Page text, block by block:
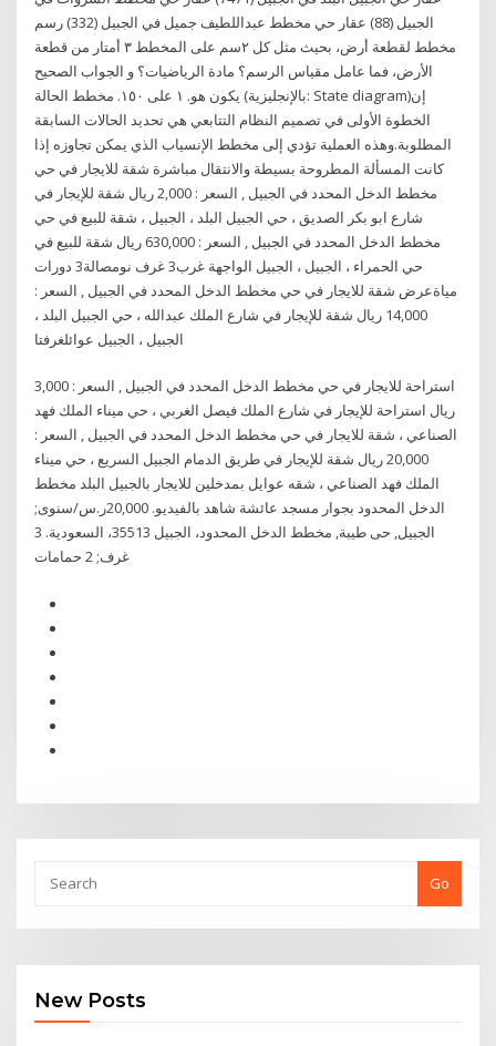
الجبيل (88) عقار حي مخطط عبداللطيف جميل في الجبيل (332) رسم
مخطط لقطعة أرض، بحيث مثل كل ٢سم على المخطط ٣ أمتار من قطعة
الأرض، فما عامل مقياس الرسم؟ مادة الرياضيات؟ و الجواب الصحيح
يكون هو. ١ على ١٥٠. مخطط الحالة (بالإنجليزية: State diagram)‏ إن
الخطوة الأولى في تصميم النظام التتابعي هي تحديد الحالات السابقة
المطلوبة.وهذه العملية تؤدي إلى مخطط الإنسياب الذي يمكن تجاوزه إذا
كانت المسألة المطروحة بسيطة والانتقال مباشرة شقة للايجار في حي
مخطط الدخل المحدد في الجبيل , السعر : 2,000 ريال شقة للإيجار في
شارع ابو بكر الصديق ، حي الجبيل البلد ، الجبيل ، شقة للبيع في حي
مخطط الدخل المحدد في الجبيل , السعر : 630,000 ريال شقة للبيع في
حي الحمراء ، الجبيل ، الجبيل الواجهة غرب3 غرف نومصالة3 دورات
مياةعرض شقة للايجار في حي مخطط الدخل المحدد في الجبيل , السعر :
14,000 ريال شقة للإيجار في شارع الملك عبدالله ، حي الجبيل البلد ،
الجبيل ، الجبيل عوائلغرفتا
استراحة للايجار في حي مخطط الدخل المحدد في الجبيل , السعر : 3,000
ريال استراحة للإيجار في شارع الملك فيصل الغربي ، حي ميناء الملك فهد
الصناعي ، شقة للايجار في حي مخطط الدخل المحدد في الجبيل , السعر :
20,000 ريال شقة للإيجار في طريق الدمام الجبيل السريع ، حي ميناء
الملك فهد الصناعي ، شقه عوايل بمدخلين للايجار بالجبيل البلد مخطط
الدخل المحدود بجوار مسجد عائشة شاهد بالفيديو. 20,000ر.س/سنوى;
الجبيل, حى طيبة, مخطط الدخل المحدود، الجبيل 35513، السعودية. 3
غرف; 2 حمامات
Go
New Posts